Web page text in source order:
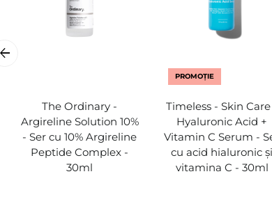
The Ordinary -
Argireline Solution 10%
- Ser cu 10% Argireline
Peptide Complex -
30ml
PROMOȚIE
Timeless - Skin
Hyaluronic Acid +
Vitamin C Serum -
cu acid hialuronic și
vitamina C - 30ml